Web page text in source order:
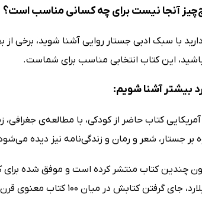
آنجا نیست برای چه کسانی مناسب است؟
با سبک ادبی جستار روایی آشنا شوید، برخی
این کتاب انتخابی مناسب برای شماست.
بیشتر آشنا شویم:
کتاب حاضر از کودکی، با مطالعه‌ی
بر جستار، شعر و رمان و زندگی‌نامه نیز دیده
چندین کتاب منتشر کرده است و موفق شده برای
جای گرفتن کتابش در میان 100 کتاب معنوی قرن است.